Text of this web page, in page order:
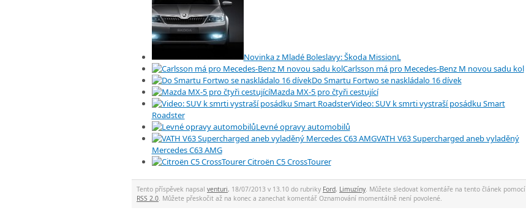
Novinka z Mladé Boleslavy: Škoda MissionL
Carlsson má pro Mecedes-Benz M novou sadu kol
Do Smartu Fortwo se naskládalo 16 dívek
Mazda MX-5 pro čtyři cestující
Video: SUV k smrti vystraší posádku Smart
Roadster
Levné opravy automobilů
VATH V63 Supercharged aneb vyladěný
Mercedes C63 AMG
Citroën C5 CrossTourer
Tento příspěvek napsal venturi, 18/07/2013 v 13.10 do rubriky Ford, Limuzíny. Můžete sledovat komentáře na tento článek pomocí
RSS 2.0. Můžete přeskočit až na konec a zanechat komentář. Oznamování momentálně není povolené.